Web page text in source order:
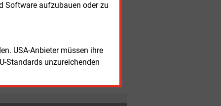
Software aufzubauen oder zu
USA-Anbieter müssen ihre
Standards unzureichenden
Absatz steigt im ersten
deutlich
6.08.2026, 15:11 Uhr
WINDKRAFT